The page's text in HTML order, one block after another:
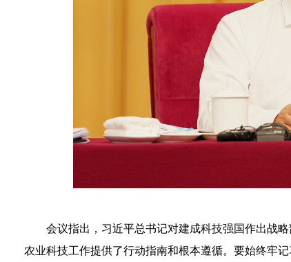
会议指出，习近平总书记对建成科技强国作出战略
农业科技工作提供了行动指南和根本遵循。要始终牢